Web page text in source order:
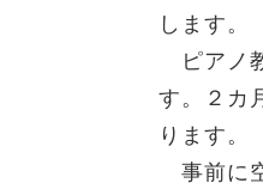
します。
ピアノ
す。２カ
ります。
事前に